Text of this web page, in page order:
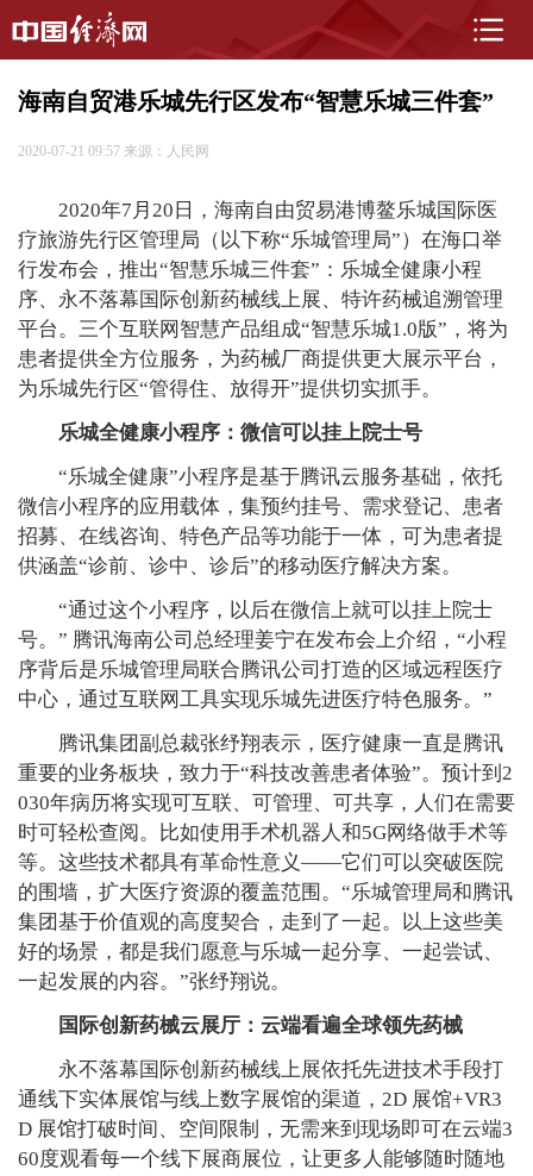
海南自贸港乐城先行区发布“智慧乐城三件套”
2020-07-21 09:57 来源：人民网
2020年7月20日，海南自由贸易港博鳌乐城国际医
疗旅游先行区管理局（以下称“乐城管理局”）在海口举
行发布会，推出“智慧乐城三件套”：乐城全健康小程
序、永不落幕国际创新药械线上展、特许药械追溯管理
平台。三个互联网智慧产品组成“智慧乐城1.0版”，将为
患者提供全方位服务，为药械厂商提供更大展示平台，
为乐城先行区“管得住、放得开”提供切实抓手。
乐城全健康小程序：微信可以挂上院士号
“乐城全健康”小程序是基于腾讯云服务基础，依托
微信小程序的应用载体，集预约挂号、需求登记、患者
招募、在线咨询、特色产品等功能于一体，可为患者提
供涵盖“诊前、诊中、诊后”的移动医疗解决方案。
“通过这个小程序，以后在微信上就可以挂上院士
号。” 腾讯海南公司总经理姜宁在发布会上介绍，“小程
序背后是乐城管理局联合腾讯公司打造的区域远程医疗
中心，通过互联网工具实现乐城先进医疗特色服务。”
腾讯集团副总裁张纾翔表示，医疗健康一直是腾讯
重要的业务板块，致力于“科技改善患者体验”。预计到2
030年病历将实现可互联、可管理、可共享，人们在需要
时可轻松查阅。比如使用手术机器人和5G网络做手术等
等。这些技术都具有革命性意义——它们可以突破医院
的围墙，扩大医疗资源的覆盖范围。“乐城管理局和腾讯
集团基于价值观的高度契合，走到了一起。以上这些美
好的场景，都是我们愿意与乐城一起分享、一起尝试、
一起发展的内容。”张纾翔说。
国际创新药械云展厅：云端看遍全球领先药械
永不落幕国际创新药械线上展依托先进技术手段打
通线下实体展馆与线上数字展馆的渠道，2D 展馆+VR3
D 展馆打破时间、空间限制，无需来到现场即可在云端3
60度观看每一个线下展商展位，让更多人能够随时随地